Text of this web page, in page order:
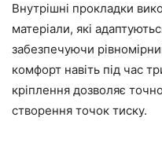
Внутрішні прокладки
матеріали, які
забезпечуючи
комфорт навіть під час
кріплення дозволяє
створення точок тиску.